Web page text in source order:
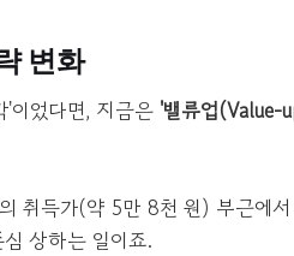
변화
이었다면, 지금은 '밸류업(Value-
취득가(약 5만 8천 원) 부근에
상하는 일이죠.